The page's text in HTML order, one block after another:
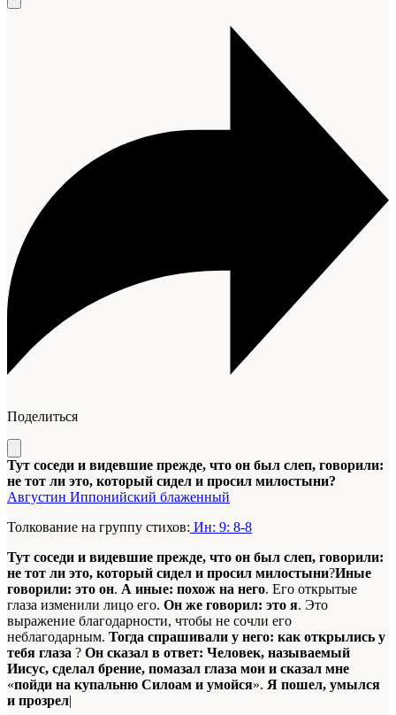
Поделиться
Тут соседи и видевшие прежде, что он был слеп, говорили:
не тот ли это, который сидел и просил милостыни?
Августин Иппонийский блаженный
Толкование на группу стихов: Ин: 9: 8-8
Тут соседи и видевшие прежде, что он был слеп, говорили:
не тот ли это, который сидел и просил милостыни?Иные
говорили: это он. А иные: похож на него. Его открытые
глаза изменили лицо его. Он же говорил: это я. Это
выражение благодарности, чтобы не сочли его
неблагодарным. Тогда спрашивали у него: как открылись у
тебя глаза ? Он сказал в ответ: Человек, называемый
Иисус, сделал брение, помазал глаза мои и сказал мне
«пойди на купальню Силоам и умойся». Я пошел, умылся
и прозрел|